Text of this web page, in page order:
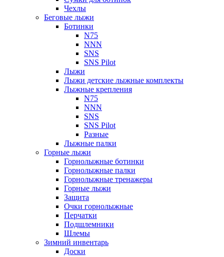
Чехлы
Беговые лыжи
Ботинки
N75
NNN
SNS
SNS Pilot
Лыжи
Лыжи детские лыжные комплекты
Лыжные крепления
N75
NNN
SNS
SNS Pilot
Разные
Лыжные палки
Горные лыжи
Горнoлыжные ботинки
Горнолыжные палки
Горнолыжные тренажеры
Горные лыжи
Защита
Очки горнолыжные
Перчатки
Подшлемники
Шлемы
Зимний инвентарь
Доски